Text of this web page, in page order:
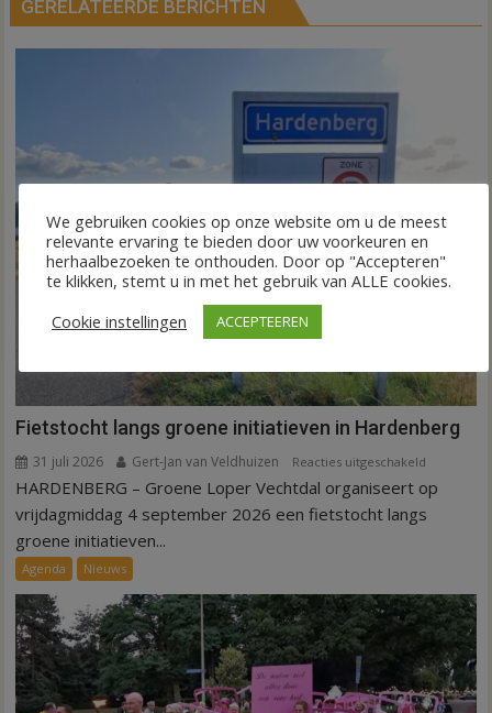
GERELATEERDE BERICHTEN
Fietstocht langs groene initiatieven in Hardenberg
31 juli 2026 Gert-Jan van Veldhuizen Reacties uitgeschakeld
Fietstocht
langs
HARDENBERG – Groene Loper Vechtdal organiseert op
vrijdagmiddag 4 september 2026 een fietstocht langs
groene initiatieven...
Agenda Nieuws
We gebruiken cookies op onze website om u de meest
relevante ervaring te bieden door uw voorkeuren en
herhaalbezoeken te onthouden. Door op "Accepteren"
te klikken, stemt u in met het gebruik van ALLE cookies.
Cookie instellingen
ACCEPTEEREN